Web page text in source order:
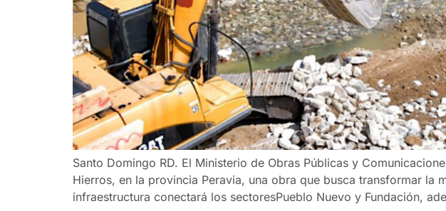
Santo Domingo RD. El Ministerio de Obras Públicas y
Hierros, en la provincia Peravia, una obra que busca transformar
infraestructura conectará los sectoresPueblo Nuevo y Fundación,